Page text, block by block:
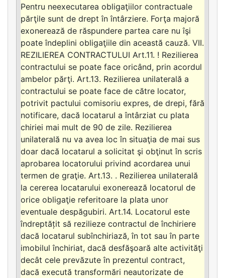
Pentru neexecutarea obligaţiilor contractuale
părţile sunt de drept în întârziere. Forţa majoră
exonerează de răspundere partea care nu îşi
poate îndeplini obligaţiile din această cauză. VII.
REZILIEREA CONTRACTULUI Art.11. ! Rezilierea
contractului se poate face oricând, prin acordul
ambelor părţi. Art.13. Rezilierea unilaterală a
contractului se poate face de către locator,
potrivit pactului comisoriu expres, de drepi, fără
notificare, dacă locatarul a întârziat cu plata
chiriei mai mult de 90 de zile. Rezilierea
unilaterală nu va avea loc în situaţia de mai sus
doar dacă locatarul a solicitat şi obţinut în scris
aprobarea locatorului privind acordarea unui
termen de graţie. Art.13. . Rezilierea unilaterală
la cererea locatarului exonerează locatorul de
orice obligaţie referitoare la plata unor
eventuale despăgubiri. Art.14. Locatorul este
îndreptățit să rezilieze contractul de închiriere
dacă locatarul subînchiriază, în tot sau în parte
imobilul închiriat, dacă desfăşoară alte activităţi
decât cele prevăzute în prezentul contract,
dacă execută transformări neautorizate de